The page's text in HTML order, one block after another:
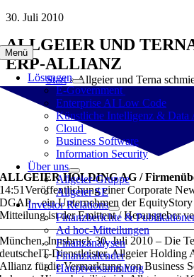
Zum
springen
Menü
Lösungen
E-Government
Enterprise AI Low Code
Künstliche Intelligenz & Data
Cloud
Business Software
Information Security
Über uns
Allgeier-Gruppe
Allgeier SE
Investor Relations
Finanzberichte &
Ad hoc-Mitteilungen
Finanzanalysen
Finanzkalender
Hauptversammlung
30. Juli 2010
ALLGEIER UND
ERP-ALLIANZ
Start»Allgeier und Terna
ALLGEIER HOLDING AG /
14:51Veröffentlichung einer Corporate
DGAP – ein Unternehmen der
Mitteilung ist der Emittent / Herausgeber
München, Innsbruck 30. Juli 2010 – Die
deutscheIT-Dienstleister, Allgeier Holding
Allianz fürdie Vermarktung von Business